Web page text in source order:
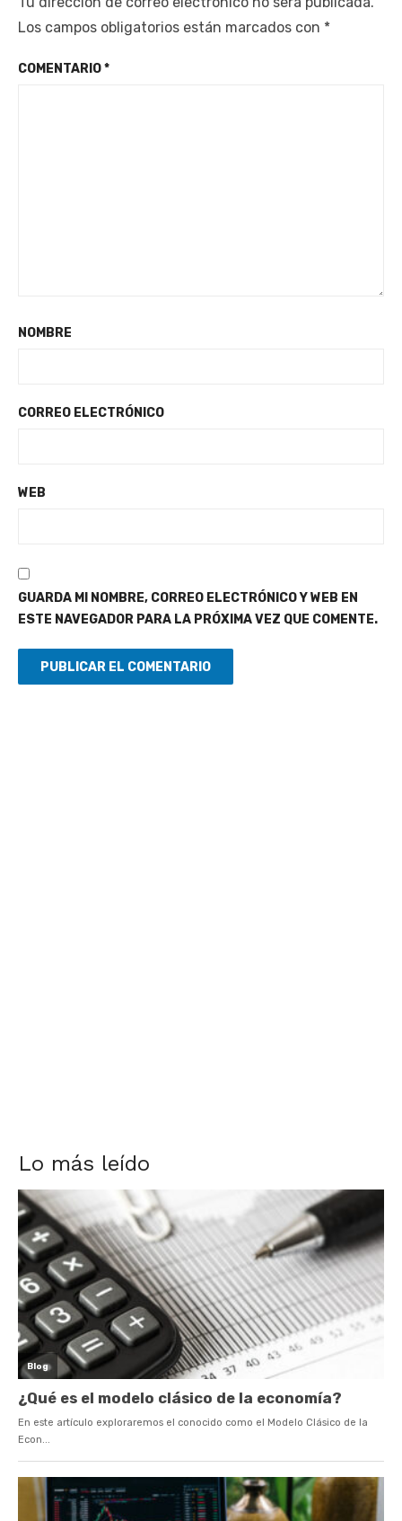
Los campos obligatorios están marcados con *
COMENTARIO*
NOMBRE
CORREO ELECTRÓNICO
WEB
GUARDA MI NOMBRE, CORREO ELECTRÓNICO Y WEB EN
ESTE NAVEGADOR PARA LA PRÓXIMA VEZ QUE COMENTE.
Lo más leído